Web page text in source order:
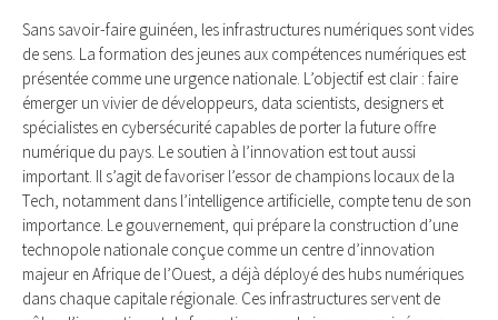
Sans savoir-faire guinéen, les infrastructures numériques sont vides
de sens. La formation des jeunes aux compétences numériques est
présentée comme une urgence nationale. L’objectif est clair : faire
émerger un vivier de développeurs, data scientists, designers et
spécialistes en cybersécurité capables de porter la future offre
numérique du pays. Le soutien à l’innovation est tout aussi
important. Il s’agit de favoriser l’essor de champions locaux de la
Tech, notamment dans l’intelligence artificielle, compte tenu de son
importance. Le gouvernement, qui prépare la construction d’une
technopole nationale conçue comme un centre d’innovation
majeur en Afrique de l’Ouest, a déjà déployé des hubs numériques
dans chaque capitale régionale. Ces infrastructures servent de